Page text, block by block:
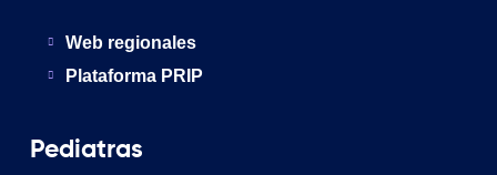
Web regionales
Plataforma PRIP
Pediatras